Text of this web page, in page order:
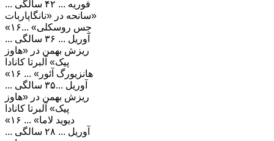
فوریه ... ۴۲ سالگی ...
سانحه در «نانگاپاربات»
«جِس روسکلی» ...۱۶
آوریل ... ۳۶ سالگی ...
ریزش بهمن در «هاوز
پیک» آلبرتا کانادا
«هانزیورگ آئور» ... ۱۶
آوریل ...۳۵ سالگی ...
ریزش بهمن در «هاوز
پیک» آلبرتا کانادا
«دیوید لاما» ... ۱۶
آوریل ... ۲۸ سالگی ...